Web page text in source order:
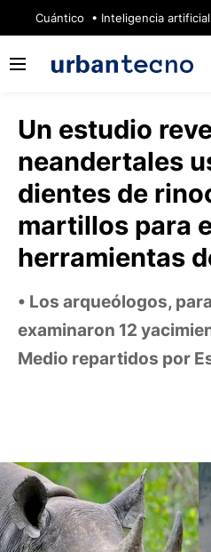
Cuántico Inteligencia artificial
Un estudio
neandertales
dientes de
martillos para
herramientas
Los arqueólogos,
examinaron 12
Medio repartidos por